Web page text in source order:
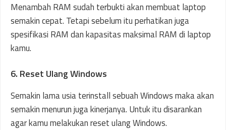
Menambah RAM sudah terbukti akan membuat laptop
semakin cepat. Tetapi sebelum itu perhatikan juga
spesifikasi RAM dan kapasitas maksimal RAM di laptop
kamu.
6. Reset Ulang Windows
Semakin lama usia terinstall sebuah Windows maka akan
semakin menurun juga kinerjanya. Untuk itu disarankan
agar kamu melakukan reset ulang Windows.